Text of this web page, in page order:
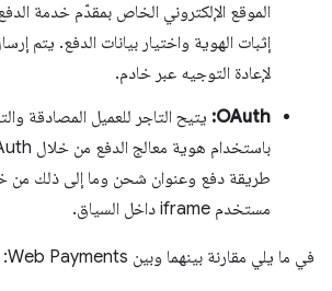
الموقع الإلكتروني الخاص بمقدّم خدمة
لإعادة التوجيه عبر خادم.
OAuth: يتيح التاجر للعميل المصادقة
طريقة دفع وعنوان شحن وما إلى ذلك من
مستخدم iframe داخل السياق.
في ما يلي مقارنة بينهما وبين Web Payments: